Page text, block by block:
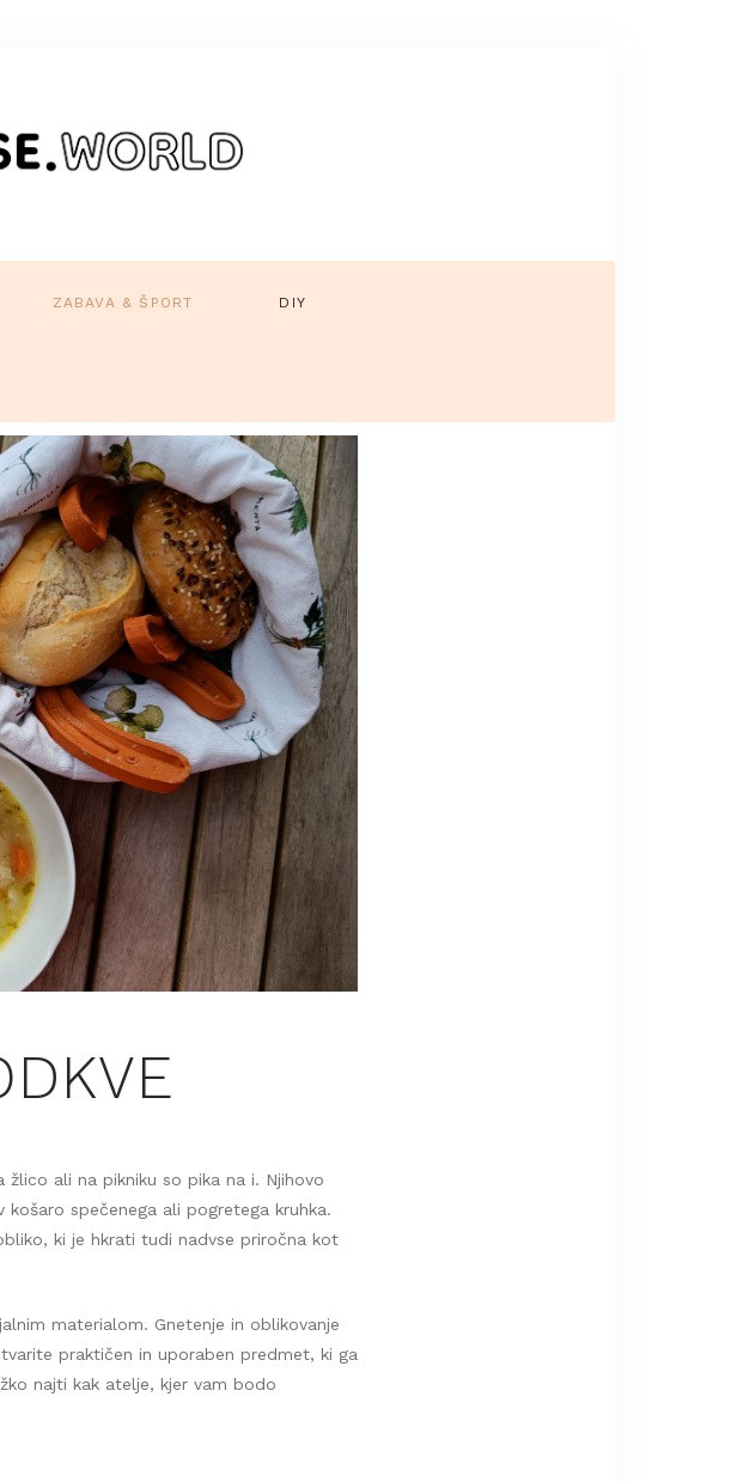
ZABAVA & ŠPORT DIY
ali na pikniku so pika na i. Njihovo
spečenega ali pogretega kruhka.
ki je hkrati tudi nadvse priročna kot
materialom. Gnetenje in oblikovanje
praktičen in uporaben predmet, ki ga
najti kak atelje, kjer vam bodo